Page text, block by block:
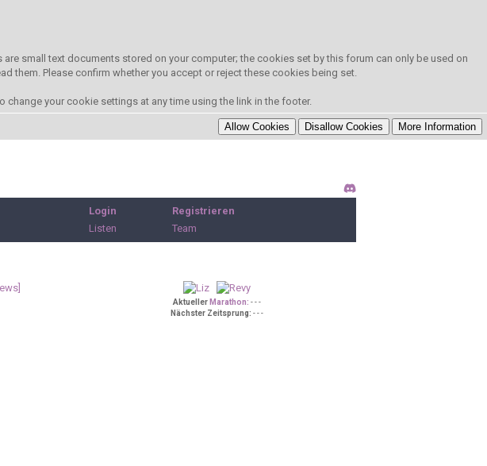
small text documents stored on your computer; the cookies set by this forum can only be used on
them. Please confirm whether you accept or reject these cookies being set.
your cookie settings at any time using the link in the footer.
Login
Registrieren
Listen Team
Aktueller Marathon: - - -
Nächster Zeitsprung: - - -